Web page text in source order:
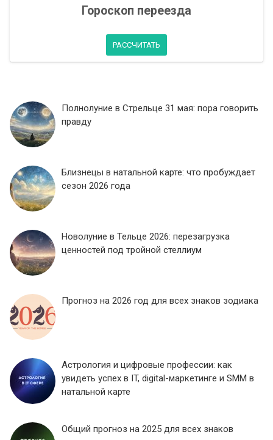
Гороскоп переезда
РАССЧИТАТЬ
Полнолуние в Стрельце 31 мая: пора говорить
правду
Близнецы в натальной карте: что пробуждает
сезон 2026 года
Новолуние в Тельце 2026: перезагрузка
ценностей под тройной стеллиум
Прогноз на 2026 год для всех знаков зодиака
Астрология и цифровые профессии: как
увидеть успех в IT, digital-маркетинге и SMM в
натальной карте
Общий прогноз на 2025 для всех знаков